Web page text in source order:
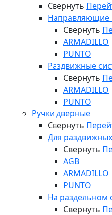
Свернуть
Направляющие
Свернуть
ARMADILLO
PUNTO
Раздвижные
Свернуть
ARMADILLO
PUNTO
Ручки дверные
Свернуть
Для
Свернуть
AGB
ARMADILLO
PUNTO
На раздельном
Свернуть